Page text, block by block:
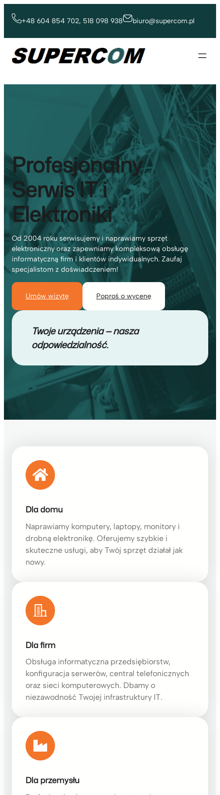
do
+48 604 854 702, 518 098 938 biuro@supercom.pl
Profesjonalny
Serwis IT i
Elektroniki
Od 2004 roku serwisujemy i naprawiamy sprzęt
elektroniczny oraz zapewniamy kompleksową obsługę
informatyczną firm i klientów indywidualnych. Zaufaj
specjalistom z doświadczeniem!
Umów wizytę Poproś o wycenę
Twoje urządzenia — nasza
odpowiedzialność.
Dla domu
Naprawiamy komputery, laptopy, monitory i
drobną elektronikę. Oferujemy szybkie i
skuteczne usługi, aby Twój sprzęt działał jak
nowy.
Dla firm
Obsługa informatyczna przedsiębiorstw,
konfiguracja serwerów, central telefonicznych
oraz sieci komputerowych. Dbamy o
niezawodność Twojej infrastruktury IT.
Dla przemysłu